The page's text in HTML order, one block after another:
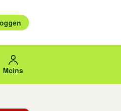
auswählen.
mit den Pfeiltasten nach oben/
Meins